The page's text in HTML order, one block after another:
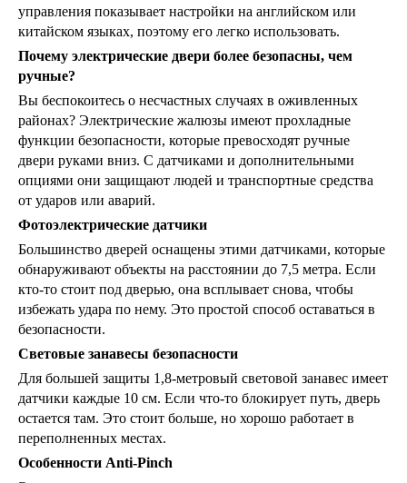
управления показывает настройки на английском или
китайском языках, поэтому его легко использовать.
Почему электрические двери более безопасны, чем
ручные?
Вы беспокоитесь о несчастных случаях в оживленных
районах? Электрические жалюзы имеют прохладные
функции безопасности, которые превосходят ручные
двери руками вниз. С датчиками и дополнительными
опциями они защищают людей и транспортные средства
от ударов или аварий.
Фотоэлектрические датчики
Большинство дверей оснащены этими датчиками, которые
обнаруживают объекты на расстоянии до 7,5 метра. Если
кто-то стоит под дверью, она всплывает снова, чтобы
избежать удара по нему. Это простой способ оставаться в
безопасности.
Световые занавесы безопасности
Для большей защиты 1,8-метровый световой занавес имеет
датчики каждые 10 см. Если что-то блокирует путь, дверь
остается там. Это стоит больше, но хорошо работает в
переполненных местах.
Особенности Anti-Pinch